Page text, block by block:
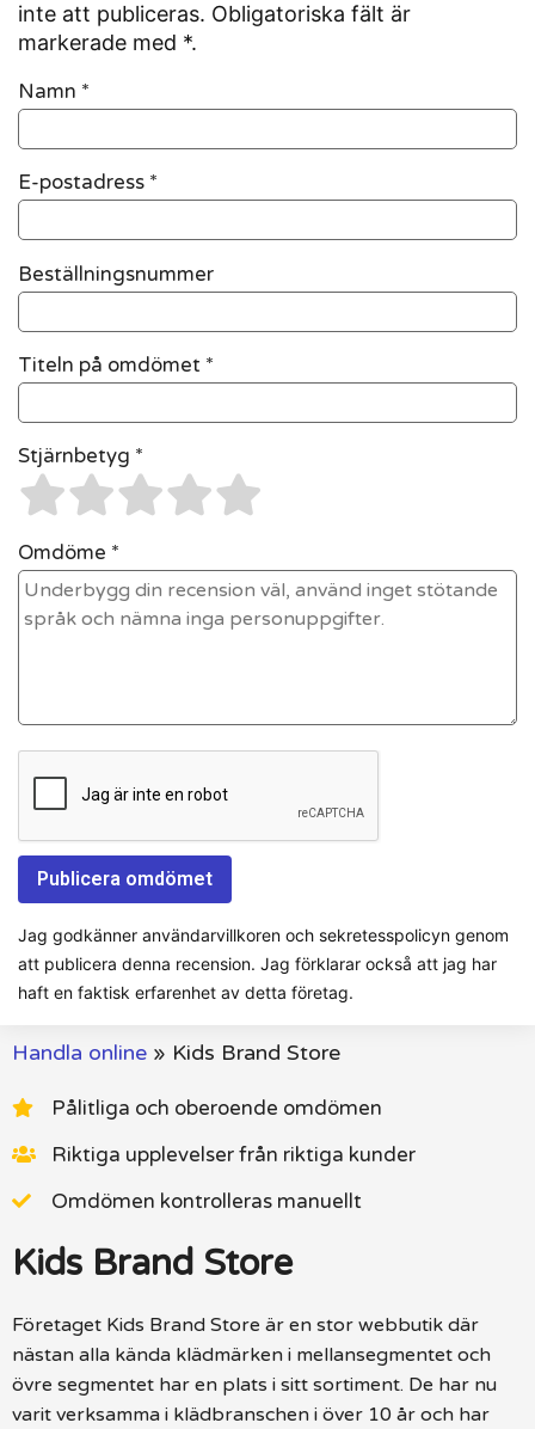
inte att publiceras. Obligatoriska fält är
markerade med *.
Namn *
E-postadress *
Beställningsnummer
Titeln på omdömet *
Stjärnbetyg *
Omdöme *
Jag godkänner användarvillkoren och sekretesspolicyn genom
att publicera denna recension. Jag förklarar också att jag har
haft en faktisk erfarenhet av detta företag.
Handla online » Kids Brand Store
Pålitliga och oberoende omdömen
Riktiga upplevelser från riktiga kunder
Omdömen kontrolleras manuellt
Kids Brand Store
Företaget Kids Brand Store är en stor webbutik där
nästan alla kända klädmärken i mellansegmentet och
övre segmentet har en plats i sitt sortiment. De har nu
varit verksamma i klädbranschen i över 10 år och har